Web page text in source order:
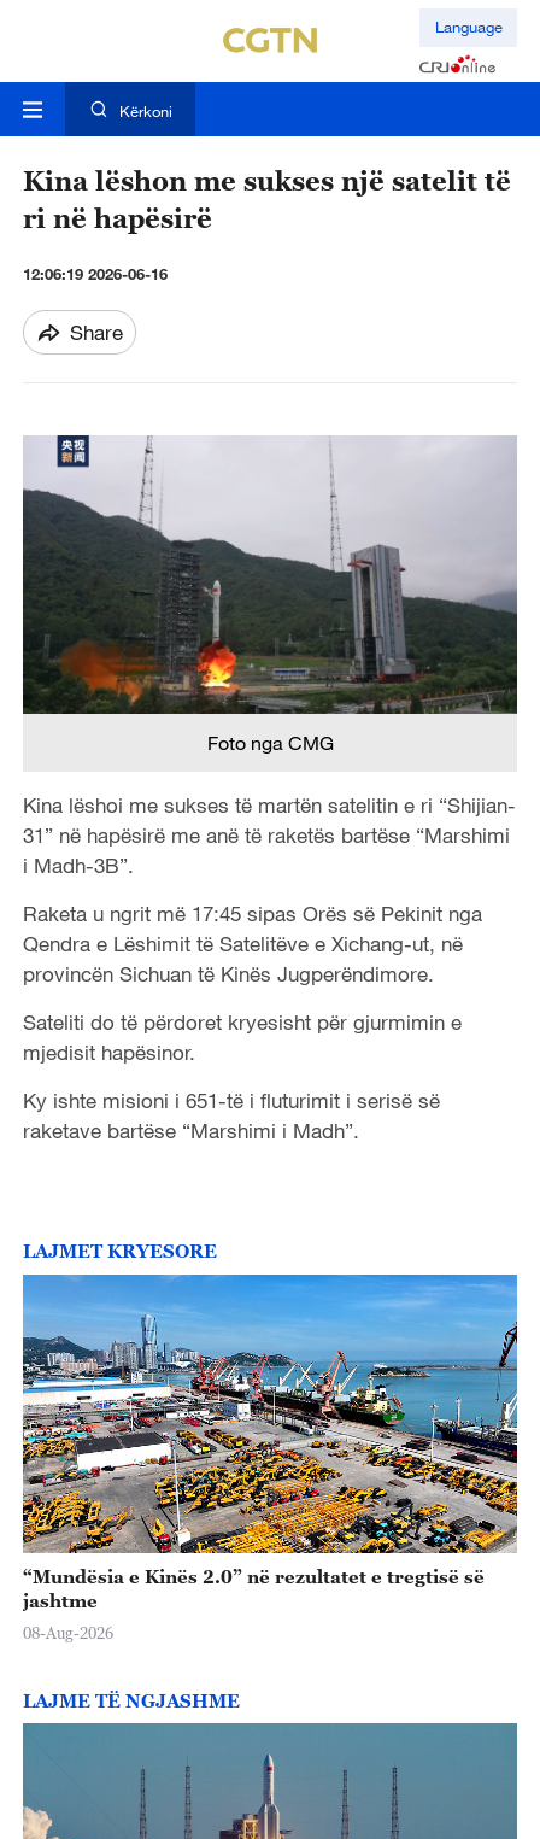
Language
Kërkoni
Kina lëshon me sukses një satelit të
ri në hapësirë
12:06:19 2026-06-16
Share
Foto nga CMG
Kina lëshoi me sukses të martën satelitin e ri “Shijian-
31” në hapësirë me anë të raketës bartëse “Marshimi
i Madh-3B”.
Raketa u ngrit më 17:45 sipas Orës së Pekinit nga
Qendra e Lëshimit të Satelitëve e Xichang-ut, në
provincën Sichuan të Kinës Jugperëndimore.
Sateliti do të përdoret kryesisht për gjurmimin e
mjedisit hapësinor.
Ky ishte misioni i 651-të i fluturimit i serisë së
raketave bartëse “Marshimi i Madh”.
LAJMET KRYESORE
“Mundësia e Kinës 2.0” në rezultatet e tregtisë së
jashtme
08-Aug-2026
LAJME TË NGJASHME